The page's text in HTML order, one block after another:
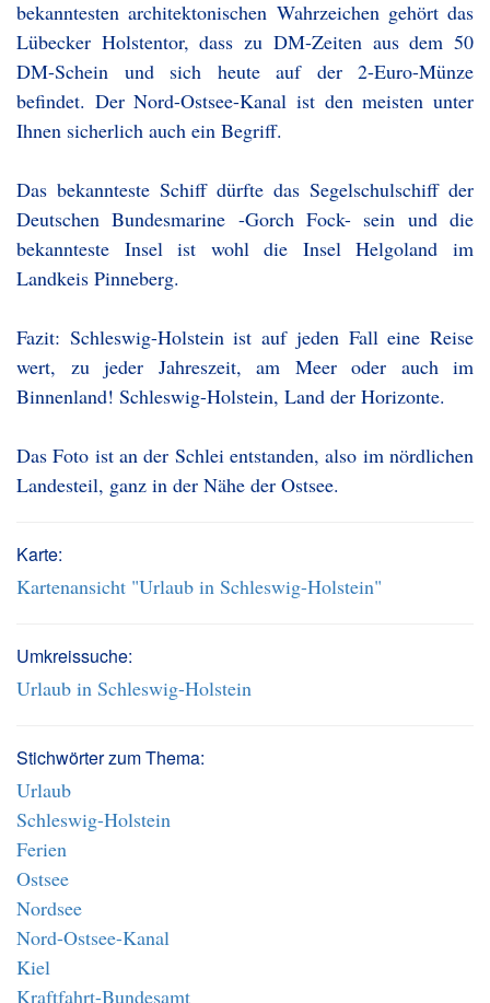
bekanntesten architektonischen Wahrzeichen gehört das
Lübecker Holstentor, dass zu DM-Zeiten aus dem 50
DM-Schein und sich heute auf der 2-Euro-Münze
befindet. Der Nord-Ostsee-Kanal ist den meisten unter
Ihnen sicherlich auch ein Begriff.
Das bekannteste Schiff dürfte das Segelschulschiff der
Deutschen Bundesmarine -Gorch Fock- sein und die
bekannteste Insel ist wohl die Insel Helgoland im
Landkeis Pinneberg.
Fazit: Schleswig-Holstein ist auf jeden Fall eine Reise
wert, zu jeder Jahreszeit, am Meer oder auch im
Binnenland! Schleswig-Holstein, Land der Horizonte.
Das Foto ist an der Schlei entstanden, also im nördlichen
Landesteil, ganz in der Nähe der Ostsee.
Karte:
Kartenansicht "Urlaub in Schleswig-Holstein"
Umkreissuche:
Urlaub in Schleswig-Holstein
Stichwörter zum Thema:
Urlaub
Schleswig-Holstein
Ferien
Ostsee
Nordsee
Nord-Ostsee-Kanal
Kiel
Kraftfahrt-Bundesamt